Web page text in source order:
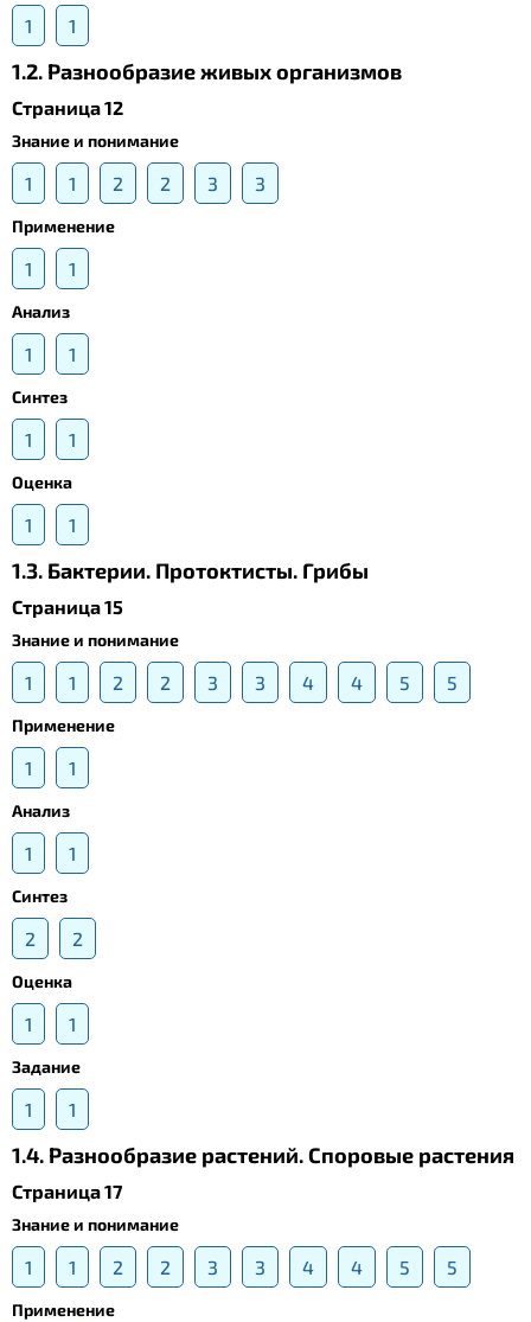
1 1
1.2. Разнообразие живых организмов
Страница 12
Знание и понимание
1 1 2 2 3 3
Применение
1 1
Анализ
1 1
Синтез
1 1
Оценка
1 1
1.3. Бактерии. Протоктисты. Грибы
Страница 15
Знание и понимание
1 1 2 2 3 3 4 4 5 5
Применение
1 1
Анализ
1 1
Синтез
2 2
Оценка
1 1
Задание
1 1
1.4. Разнообразие растений. Споровые растения
Страница 17
Знание и понимание
1 1 2 2 3 3 4 4 5 5
Применение